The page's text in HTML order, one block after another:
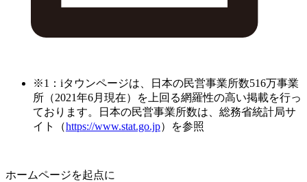
※1：iタウンページは、日本の民営事業所数516万事業
所（2021年6月現在）を上回る網羅性の高い掲載を行っ
ております。日本の民営事業所数は、総務省統計局サ
イト（https://www.stat.go.jp）を参照
ホームページを起点に